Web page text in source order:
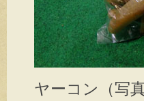
ヤーコン（写